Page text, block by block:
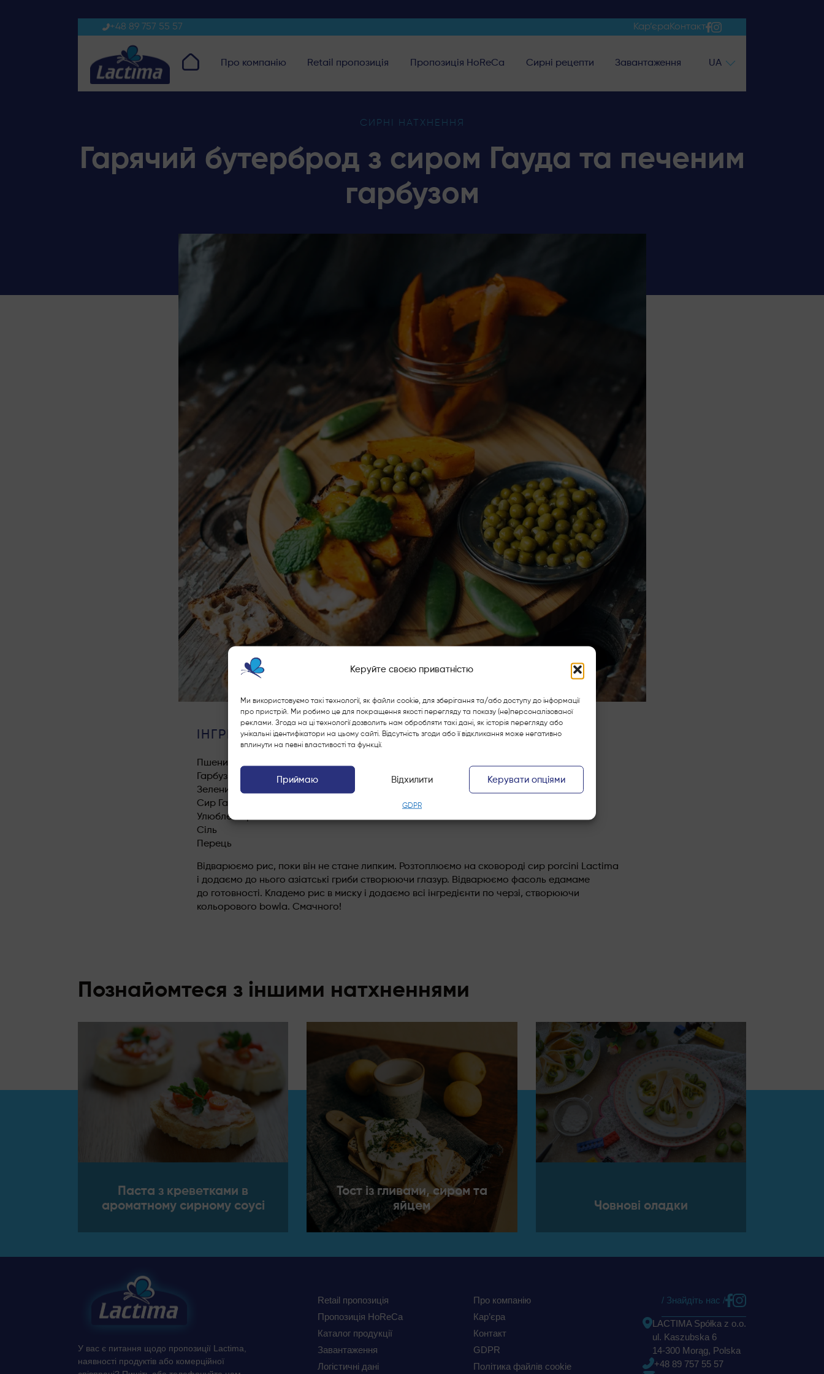
Керуйте своєю приватністю
Ми використовуємо такі технології, як файли cookie, для зберігання та/або доступу до інформації
про пристрій. Ми робимо це для покращення якості перегляду та показу (не)персоналізованої
реклами. Згода на ці технології дозволить нам обробляти такі дані, як історія перегляду або
унікальні ідентифікатори на цьому сайті. Відсутність згоди або її відкликання може негативно
вплинути на певні властивості та функції.
Приймаю Відхилити Керувати опціями
GDPR
+48 89 757 55 57 Кар’єраКонтакт
Про компанію Retail пропозиція Пропозиція HoReCa Сирні рецепти Завантаження UA
СИРНІ НАТХНЕННЯ
Гарячий бутерброд з сиром Гауда та печеним
гарбузом
ІНГРЕДІЄНТИ
Пшеничний хліб
Гарбуз hokkaido
Зелений горошок з банки
Сир Гауда Lactima
Улюблені трави
Сіль
Перець
Відварюємо рис, поки він не стане липким. Розтоплюємо на сковороді сир porcini Lactima
і додаємо до нього азіатські гриби створюючи глазур. Відварюємо фасоль едамаме
до готовності. Кладемо рис в миску і додаємо всі інгредієнти по черзі, створюючи
кольорового bowla. Смачного!
Познайомтеся з іншими натхненнями
Паста з креветками в
ароматному сирному соусі
Тост із гливами, сиром та
яйцем
Човнові оладки
У вас є питання щодо пропозиції Lactima,
наявності продуктів або комерційної
Retail пропозиція
Пропозиція HoReCa
Каталог продукції
Завантаження
Логістичні дані
Про компанію
Кар’єра
Контакт
GDPR
Політика файлів cookie
/ Знайдіть нас /
LACTIMA Spółka z o.o.
ul. Kaszubska 6
14-300 Morąg, Polska
+48 89 757 55 57